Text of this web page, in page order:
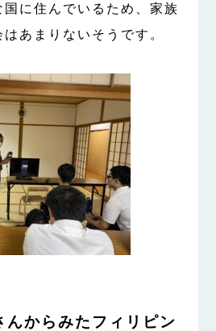
に住んでいるため、家族
あまりないそうです。
んからみたフィリピン